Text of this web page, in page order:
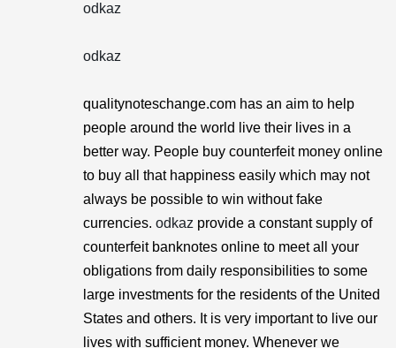
odkaz
odkaz
qualitynoteschange.com has an aim to help
people around the world live their lives in a
better way. People buy counterfeit money online
to buy all that happiness easily which may not
always be possible to win without fake
currencies. odkaz provide a constant supply of
counterfeit banknotes online to meet all your
obligations from daily responsibilities to some
large investments for the residents of the United
States and others. It is very important to live our
lives with sufficient money. Whenever we